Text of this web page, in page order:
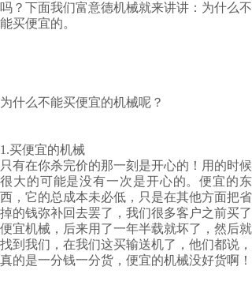
吗？下面我们富意德机械就来讲讲：为什么不
能买便宜的。
为什么不能买便宜的机械呢？
1.买便宜的机械
只有在你杀完价的那一刻是开心的！用的时候
很大的可能是没有一次是开心的。便宜的东
西，它的总成本未必低，只是在其他方面把省
掉的钱弥补回去罢了，我们很多客户之前买了
便宜机械，后来用了一年半载就坏了，然后就
找到我们，在我们这买输送机了，他们都说，
真的是一分钱一分货，便宜的机械没好货啊！